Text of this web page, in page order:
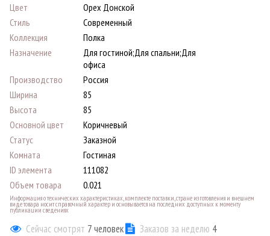
Цвет
Орех Донской
Стиль
Современный
Коллекция
Полка
Назначение
Для гостиной;Для спальни;Для
офиса
Производство
Россия
Ширина
85
Высота
85
Основной цвет
Коричневый
Статус
Заказной
Комната
Гостиная
ID элемента
111082
Объем товара
0.021
Информация о технических характеристиках, комплекте поставки, стране изготовления и внешнем
виде товара носит справочный характер и основывается на последних доступных к моменту
публикации сведениях
Сейчас смотрят 7человек Заказов за неделю 4